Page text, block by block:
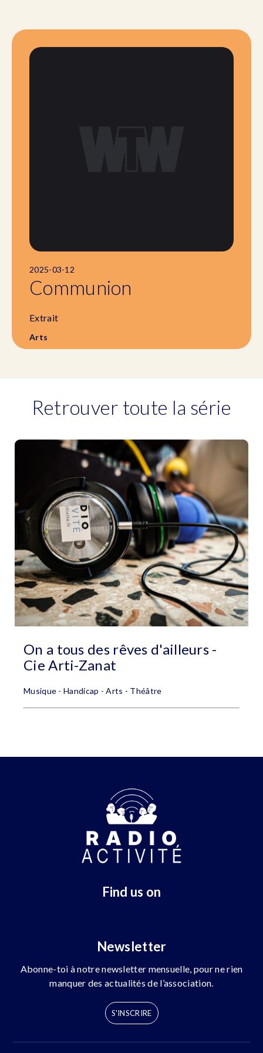
2025-03-12
Communion
Extrait
Arts
Retrouver toute la série
On a tous des rêves d'ailleurs -
Cie Arti-Zanat
Musique - Handicap - Arts - Théâtre
Find us on
Newsletter
Abonne-toi à notre newsletter mensuelle, pour ne rien
manquer des actualités de l’association.
S'INSCRIRE